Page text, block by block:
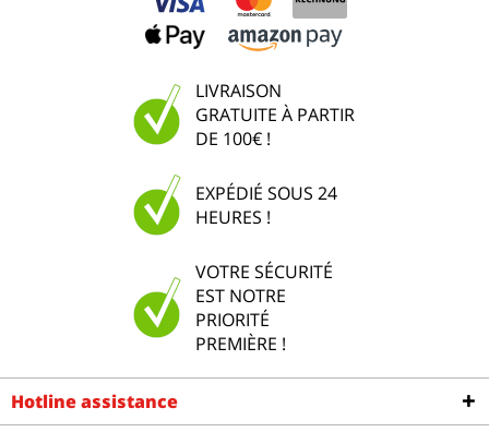
LIVRAISON
GRATUITE À PARTIR
DE 100€ !
EXPÉDIÉ SOUS 24
HEURES !
VOTRE SÉCURITÉ
EST NOTRE
PRIORITÉ
PREMIÈRE !
Hotline assistance